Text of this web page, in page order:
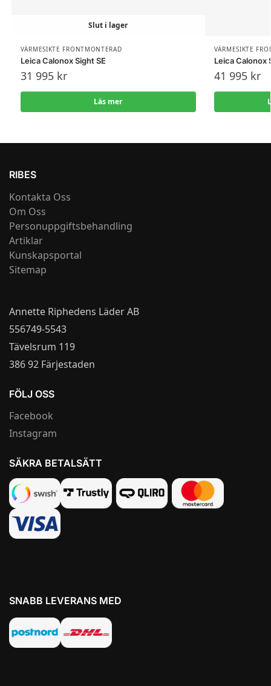
Slut i lager
VÄRMESIKTE FRONTMONTERAD
Leica Calonox Sight SE
31 995 kr
Läs mer
VÄRMESIKTE
Leica Calonox
41 995 kr
RIBES
Kontakta Oss
Om Oss
Personuppgiftsbehandling
Artiklar
Kunskapsportal
Sitemap
Annette Riphedens Läder AB
556749-5543
Tävelsrum 119
386 92 Färjestaden
FÖLJ OSS
Facebook
Instagram
SÄKRA BETALSÄTT
SNABB LEVERANS MED